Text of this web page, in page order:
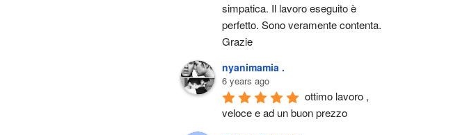
simpatica. Il lavoro eseguito è
perfetto. Sono veramente contenta.
Grazie
nyanimamia .
6 years ago
ottimo lavoro ,
veloce e ad un buon prezzo